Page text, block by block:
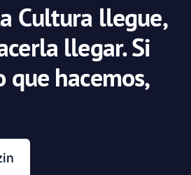
Cultura llegue,
llegar. Si
hacemos,